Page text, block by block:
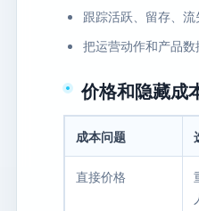
跟踪活跃、留存、
把运营动作和产品
价格和隐藏成
成本问题
直接价格